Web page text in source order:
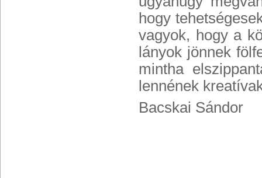
hogy
vagyok, hogy a
lányok jönnek
mintha
lennének
Bacskai Sándor